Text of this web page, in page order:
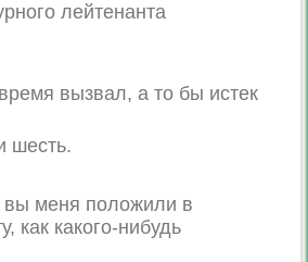
лейтенанта
вызвал, а то бы истек
шесть.
вы меня положили в
как какого-нибудь